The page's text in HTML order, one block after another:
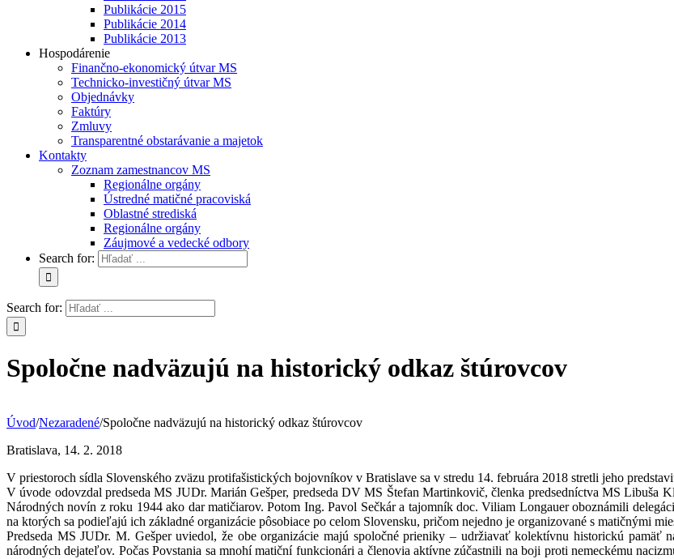
Publikácie 2015
Publikácie 2014
Publikácie 2013
Hospodárenie
Finančno-ekonomický útvar MS
Technicko-investičný útvar MS
Objednávky
Faktúry
Zmluvy
Transparentné obstarávanie a majetok
Kontakty
Zoznam zamestnancov MS
Regionálne orgány
Ústredné matičné pracoviská
Oblastné strediská
Regionálne orgány
Záujmové a vedecké odbory
Search for:
Search for:
Spoločne nadväzujú na historický odkaz štúrovcov
Úvod/Nezaradené/Spoločne nadväzujú na historický odkaz štúrovcov
Bratislava, 14. 2. 2018
V priestoroch sídla Slovenského zväzu protifašistických bojovníkov v Bratislave sa v stredu 14. februára 2018 stretli jeho
V úvode odovzdal predseda MS JUDr. Marián Gešper, predseda DV MS Štefan Martinkovič, členka predsedníctva MS
Národných novín z roku 1944 ako dar matičiarov. Potom Ing. Pavol Sečkár a tajomník doc. Viliam Longauer oboznámili
na ktorých sa podieľajú ich základné organizácie pôsobiace po celom Slovensku, pričom nejedno je organizované s matičnými
Predseda MS JUDr. M. Gešper uviedol, že obe organizácie majú spoločné prieniky – udržiavať kolektívnu historickú
národných dejateľov. Počas Povstania sa mnohí matiční funkcionári a členovia aktívne zúčastnili na boji proti nemeckému